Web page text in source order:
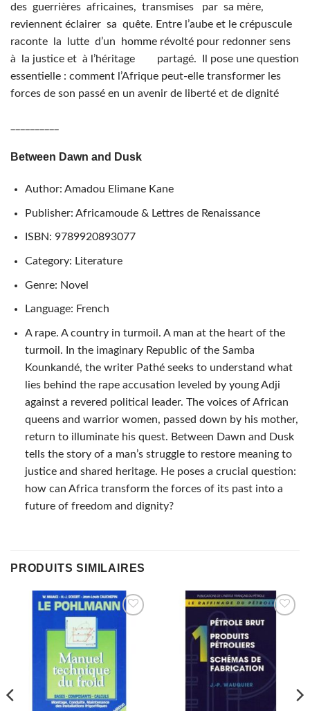
des guerrières africaines, transmises par sa mère,
reviennent éclairer sa quête. Entre l’aube et le crépuscule
raconte la lutte d’un homme révolté pour redonner sens
à la justice et à l’héritage partagé. Il pose une question
essentielle : comment l’Afrique peut-elle transformer les
forces de son passé en un avenir de liberté et de dignité
Between Dawn and Dusk
Author: Amadou Elimane Kane
Publisher: Africamoude & Lettres de Renaissance
ISBN: 9789920893077
Category: Literature
Genre: Novel
Language: French
A rape. A country in turmoil. A man at the heart of the
turmoil. In the imaginary Republic of the Samba
Kounkandé, the writer Pathé seeks to understand what
lies behind the rape accusation leveled by young Adji
against a revered political leader. The voices of African
queens and warrior women, passed down by his mother,
return to illuminate his quest. Between Dawn and Dusk
tells the story of a man’s struggle to restore meaning to
justice and shared heritage. He poses a crucial question:
how can Africa transform the forces of its past into a
future of freedom and dignity?
PRODUITS SIMILAIRES
AJOUTER
FAVORIS
AJOUTER
FAVORIS